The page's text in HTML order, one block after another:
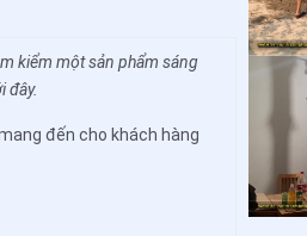
kiểm một sản phẩm sáng
đây.
đến cho khách hàng